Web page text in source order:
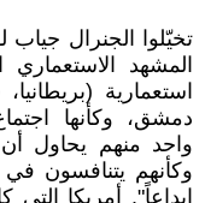
تخيّلوا الجنرال
المشهد
استعمارية
دمشق، وكأنها
واحد منهم يحاول
وكأنهم يتنافسون
إبداعاً". أمريكا التي